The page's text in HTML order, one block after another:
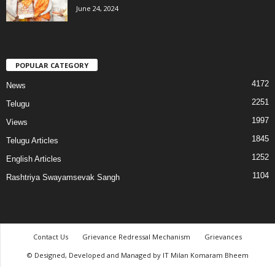
June 24, 2024
POPULAR CATEGORY
News 4172
Telugu 2251
Views 1997
Telugu Articles 1845
English Articles 1252
Rashtriya Swayamsevak Sangh 1104
Contact Us Grievance Redressal Mechanism
Grievances
© Designed, Developed and Managed by IT Milan Komaram Bheem